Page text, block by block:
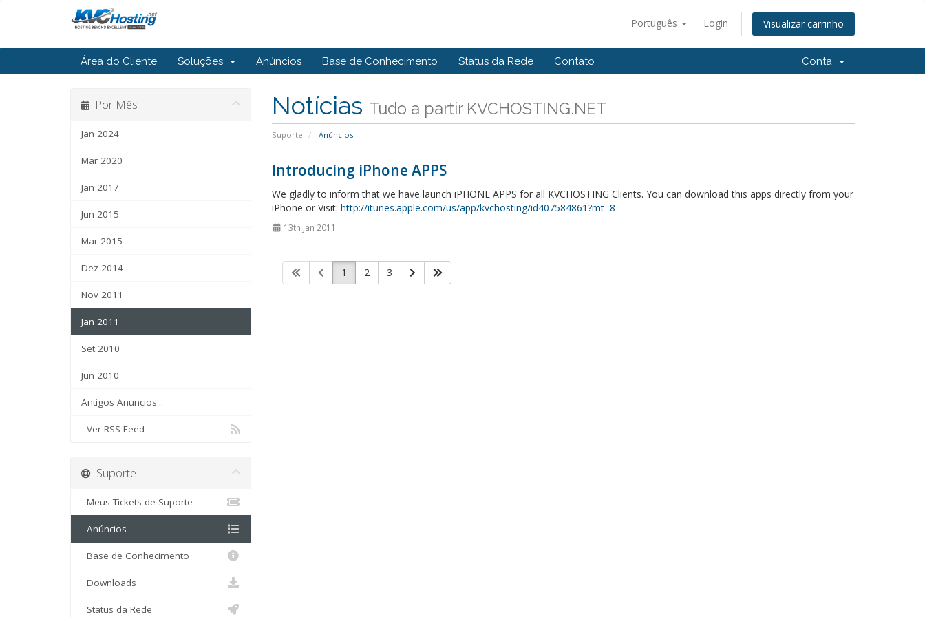
Português Login Visualizar carrinho
Área do Cliente Soluções Anúncios Base de Conhecimento Status da Rede Contato Conta
Notícias Tudo a partir KVCHOSTING.NET
Suporte Anúncios
Por Mês
Jan 2024
Mar 2020
Jan 2017
Jun 2015
Mar 2015
Dez 2014
Nov 2011
Jan 2011
Set 2010
Jun 2010
Antigos Anuncios...
Ver RSS Feed
Introducing iPhone APPS
We gladly to inform that we have launch iPHONE APPS for all KVCHOSTING Clients. You can download this apps directly from your
iPhone or Visit: http://itunes.apple.com/us/app/kvchosting/id407584861?mt=8
13th Jan 2011
1 2 3
Suporte
Meus Tickets de Suporte
Anúncios
Base de Conhecimento
Downloads
Status da Rede